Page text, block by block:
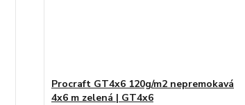
Procraft GT4x6 120g/m2 nepremokavá
4x6 m zelená | GT4x6